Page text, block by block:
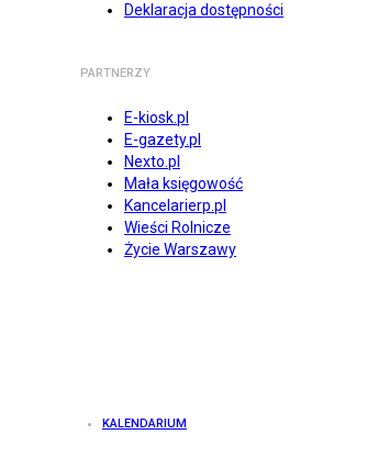
Deklaracja dostępności
PARTNERZY
E-kiosk.pl
E-gazety.pl
Nexto.pl
Mała księgowość
Kancelarierp.pl
Wieści Rolnicze
Życie Warszawy
KALENDARIUM